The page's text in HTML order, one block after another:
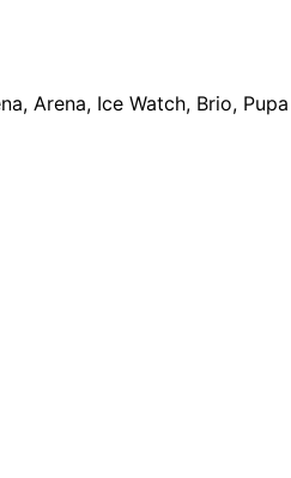
Arena, Ice Watch, Brio,